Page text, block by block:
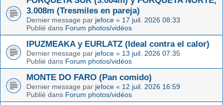
3.008m (Tresmiles en pareja)
Dernier message par jefoce « 17 juil. 2026 08:33
Publié dans Forum photos/vidéos
IPUZMEAKA y EURLATZ (Ideal contra el calor)
Dernier message par jefoce « 13 juil. 2026 07:35
Publié dans Forum photos/vidéos
MONTE DO FARO (Pan comido)
Dernier message par jefoce « 12 juil. 2026 16:59
Publié dans Forum photos/vidéos